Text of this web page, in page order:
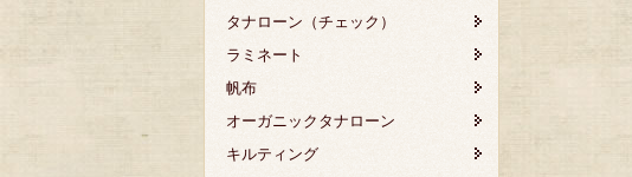
タナローン（チェック）
ラミネート
帆布
オーガニックタナローン
キルティング